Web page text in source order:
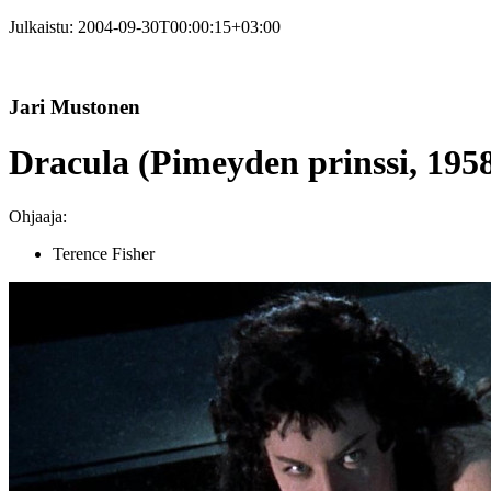
Julkaistu: 2004-09-30T00:00:15+03:00
Jari Mustonen
Dracula (Pimeyden prinssi,
Ohjaaja:
Terence Fisher